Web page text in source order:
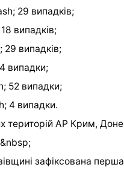
29 випадків;
випадків;
випадків;
випадки;
52 випадки;
4 випадки.
територій АР Крим,
зафіксована